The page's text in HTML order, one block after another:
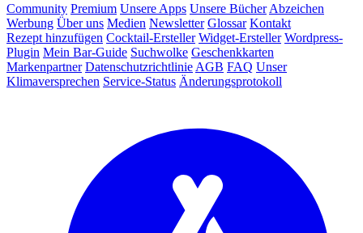
Community Premium Unsere Apps Unsere Bücher Abzeichen
Werbung Über uns Medien Newsletter Glossar Kontakt
Rezept hinzufügen Cocktail-Ersteller Widget-Ersteller Wordpress-
Plugin Mein Bar-Guide Suchwolke Geschenkkarten
Markenpartner Datenschutzrichtlinie AGB FAQ Unser
Klimaversprechen Service-Status Änderungsprotokoll